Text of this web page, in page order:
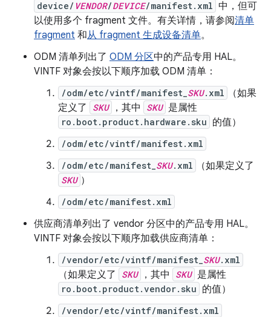
device/ VENDOR/DEVICE/manifest.xml 中，但可
以使用多个 fragment 文件。有关详情，请参阅清单
fragment 和从 fragment 生成设备清单。
ODM 清单列出了 ODM 分区中的产品专用 HAL。
VINTF 对象会按以下顺序加载 ODM 清单：
/odm/etc/vintf/manifest_ SKU.xml
（如果
定义了
SKU ，其中 SKU 是属性
ro.boot.product.hardware.sku 的值）
/odm/etc/vintf/manifest.xml
/odm/etc/manifest_ SKU.xml （如果定义了
SKU ）
/odm/etc/manifest.xml
供应商清单列出了 vendor 分区中的产品专用 HAL。
VINTF 对象会按以下顺序加载供应商清单：
/vendor/etc/vintf/manifest_ SKU.xml
（如果定义了 SKU ，其中 SKU 是属性
ro.boot.product.vendor.sku 的值）
/vendor/etc/vintf/manifest.xml